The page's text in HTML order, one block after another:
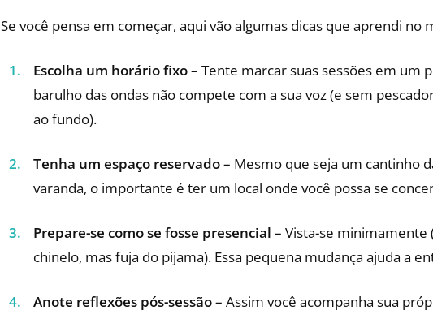
Se você pensa em começar, aqui vão algumas dicas que aprendi no
Escolha um horário fixo– Tente marcar suas sessões em um
barulho das ondas não compete com a sua voz (e sem
ao fundo).
Tenha um espaço reservado– Mesmo que seja um cantinho
varanda, o importante é ter um local onde você possa se
Prepare-se como se fosse presencial – Vista-se minimamente
chinelo, mas fuja do pijama). Essa pequena mudança ajuda a
Anote reflexões pós-sessão– Assim você acompanha sua